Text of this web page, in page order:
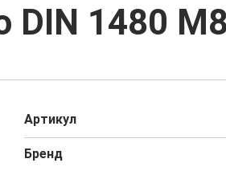
DIN 1480
Артикул
Бренд